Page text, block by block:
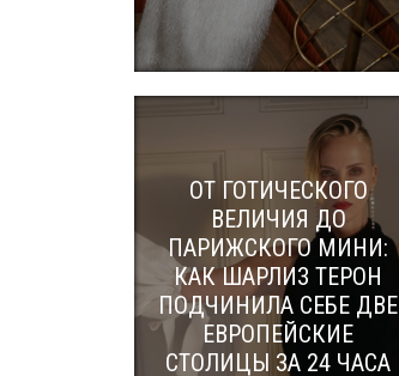
ОТ ГОТИЧЕСКОГО
ВЕЛИЧИЯ ДО
ПАРИЖСКОГО МИНИ:
КАК ШАРЛИЗ ТЕРОН
ПОДЧИНИЛА СЕБЕ ДВЕ
ЕВРОПЕЙСКИЕ
СТОЛИЦЫ ЗА 24 ЧАСА